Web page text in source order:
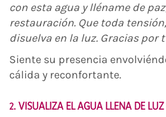
con esta agua y lléname de
restauración. Que toda
disuelva en la luz. Gracias por
Siente su presencia
cálida y reconfortante.
2. VISUALIZA EL AGUA LLENA DE